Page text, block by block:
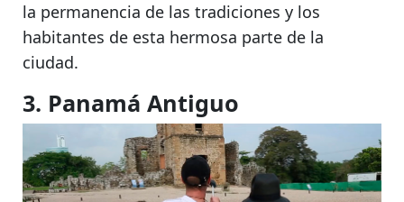
la permanencia de las tradiciones y los
habitantes de esta hermosa parte de la
ciudad.
3. Panamá Antiguo